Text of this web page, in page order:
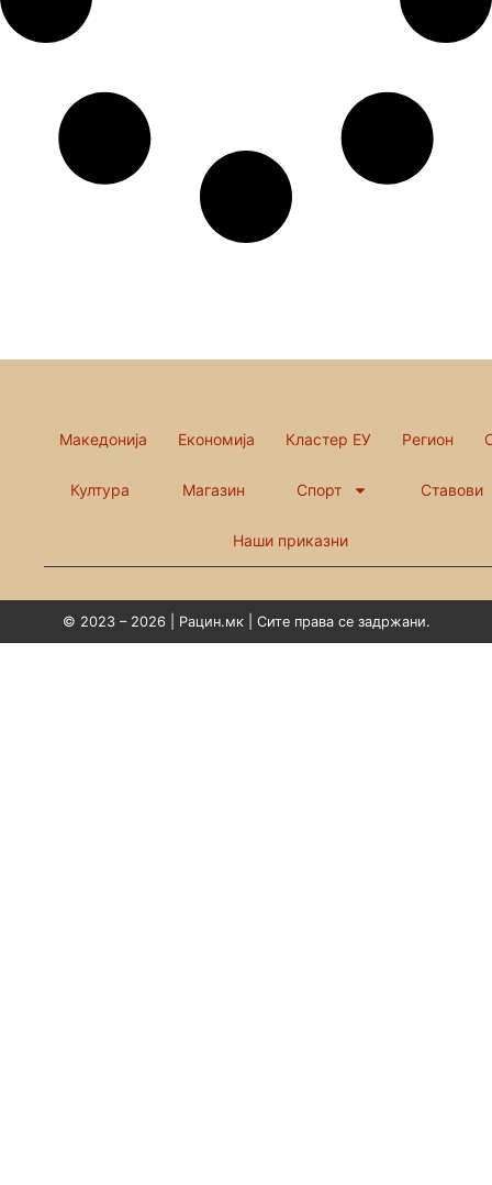
Македонија Економија Кластер ЕУ Регион
Култура Магазин Спорт Ставови
Наши приказни
© 2023 – 2026 | Рацин.мк | Сите права се задржани.